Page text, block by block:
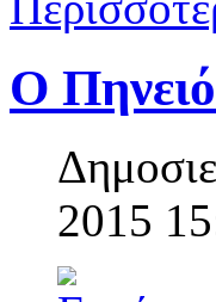
Ο
2015